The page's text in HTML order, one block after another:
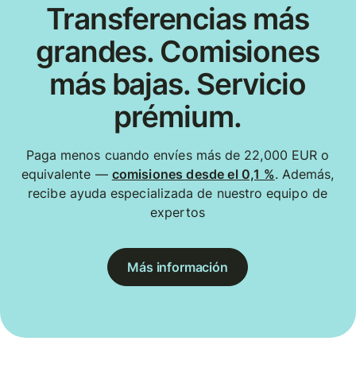
Transferencias más
grandes. Comisiones
más bajas. Servicio
prémium.
Paga menos cuando envíes más de 22,000 EUR o
equivalente — comisiones desde el 0,1 %. Además,
recibe ayuda especializada de nuestro equipo de
expertos
Más información